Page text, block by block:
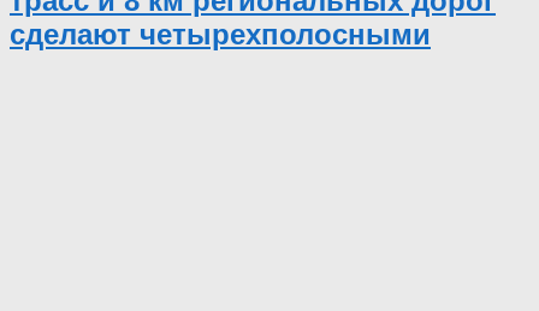
сделают четырехполосными